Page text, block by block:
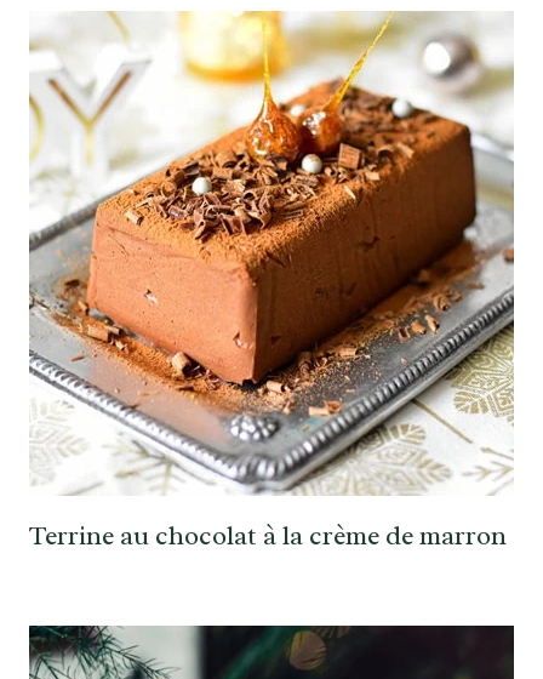
Terrine au chocolat à la crème de marron